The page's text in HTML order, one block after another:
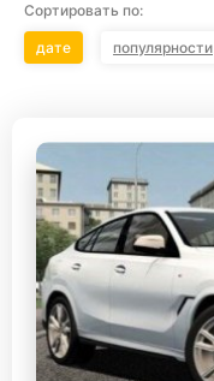
Сортировать по:
дате популярности